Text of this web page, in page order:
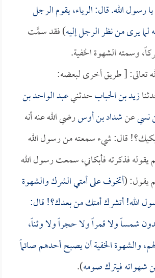
رسول الله. قال: الرياء، يقوم الرجل
يرى من نظر الرجل إليه) فقد سمَّت
وسمته الشهوة الخفية.
تعالى: [ طريق أخرى لبعضه:
زيد بن الحبابحدثنيعبد الواحد بن
نسيعنشداد بن أوسرضي الله عنه أنه
قال: شيء سمعته من رسول الله
يقوله فذكرته فأبكاني، سمعت رسول الله
يقول: (أتخوف على أمتي الشرك والشهوة
الله! أتشرك أمتك من بعدك؟! قال:
شمساً ولا قمراً ولا حجراً ولا وثناً،
والشهوة الخفية أن يصبح أحدهم صائماً
فيترك صومه).